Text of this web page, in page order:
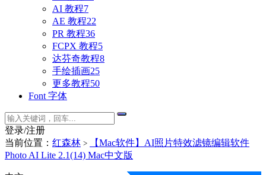
AI 教程7
AE 教程22
PR 教程36
FCPX 教程5
达芬奇教程8
手绘插画25
更多教程50
Font 字体
登录/注册
当前位置： 红森林 >
【Mac软件】AI照片特效滤镜编辑软件
Photo AI Lite 2.1(14) Mac中文版